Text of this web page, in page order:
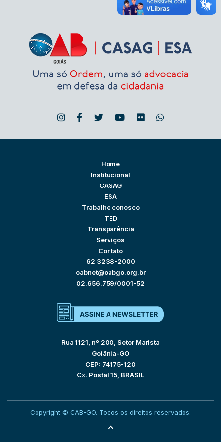
Home
Institucional
CASAG
ESA
Trabalhe conosco
TED
Transparência
Serviços
Contato
62 3238-2000
oabnet@oabgo.org.br
02.656.759/0001-52
Rua 1121, nº 200, Setor Marista
Goiânia-GO
CEP: 74175-120
Cx. Postal 15, BRASIL
Copyright © OAB-GO. Todos os direitos reservados.